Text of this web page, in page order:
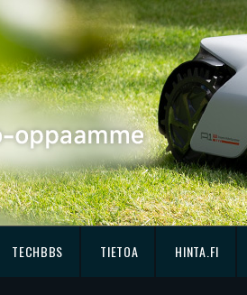
TECHBBS TIETOA HINTA.FI